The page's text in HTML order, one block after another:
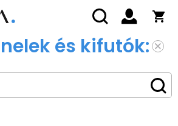
és kifutók: